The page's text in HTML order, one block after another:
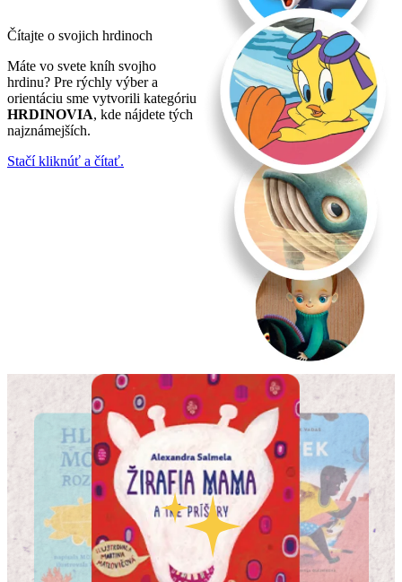
Čítajte o svojich hrdinoch
Máte vo svete kníh svojho
hrdinu? Pre rýchly výber a
orientáciu sme vytvorili kategóriu
HRDINOVIA, kde nájdete tých
najznámejších.
Stačí kliknúť a čítať.